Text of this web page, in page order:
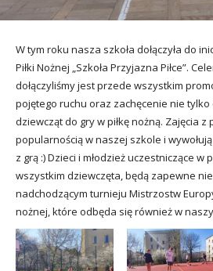
W tym roku nasza szkoła dołączyła do
Piłki Nożnej „Szkoła Przyjazna Piłce”.
dołączyliśmy jest przede wszystkim
pojętego ruchu oraz zachęcenie nie tylko
dziewcząt do gry w piłkę nożną. Zajęcia z
popularnością w naszej szkole i
z grą :) Dzieci i młodzież uczestniczące w
wszystkim dziewczęta, będą zapewne
nadchodzącym turnieju Mistrzostw
nożnej, które odbęda się również w